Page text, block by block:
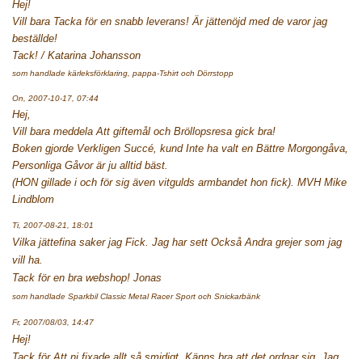
Hej!
Vill bara Tacka för en snabb leverans! Är jättenöjd med de varor jag
beställde!
Tack! / Katarina Johansson
som handlade kärleksförklaring, pappa-Tshirt och Dörrstopp
On, 2007-10-17, 07:44
Hej,
Vill bara meddela Att giftemål och Bröllopsresa gick bra!
Boken gjorde Verkligen Succé, kund Inte ha valt en Bättre Morgongåva,
Personliga Gåvor är ju alltid bäst.
(HON gillade i och för sig även vitgulds armbandet hon fick). MVH Mike
Lindblom
Ti, 2007-08-21, 18:01
Vilka jättefina saker jag Fick. Jag har sett Också Andra grejer som jag
vill ha.
Tack för en bra webshop! Jonas
som handlade Sparkbil Classic Metal Racer Sport och Snickarbänk
Fr, 2007/08/03, 14:47
Hej!